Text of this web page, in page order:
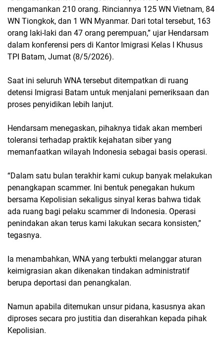
mengamankan 210 orang. Rinciannya 125 WN Vietnam, 84
WN Tiongkok, dan 1 WN Myanmar. Dari total tersebut, 163
orang laki-laki dan 47 orang perempuan,” ujar Hendarsam
dalam konferensi pers di Kantor Imigrasi Kelas I Khusus
TPI Batam, Jumat (8/5/2026).
Saat ini seluruh WNA tersebut ditempatkan di ruang
detensi Imigrasi Batam untuk menjalani pemeriksaan dan
proses penyidikan lebih lanjut.
Hendarsam menegaskan, pihaknya tidak akan memberi
toleransi terhadap praktik kejahatan siber yang
memanfaatkan wilayah Indonesia sebagai basis operasi.
“Dalam satu bulan terakhir kami cukup banyak melakukan
penangkapan scammer. Ini bentuk penegakan hukum
bersama Kepolisian sekaligus sinyal keras bahwa tidak
ada ruang bagi pelaku scammer di Indonesia. Operasi
penindakan akan terus kami lakukan secara konsisten,”
tegasnya.
Ia menambahkan, WNA yang terbukti melanggar aturan
keimigrasian akan dikenakan tindakan administratif
berupa deportasi dan penangkalan.
Namun apabila ditemukan unsur pidana, kasusnya akan
diproses secara pro justitia dan diserahkan kepada pihak
Kepolisian.